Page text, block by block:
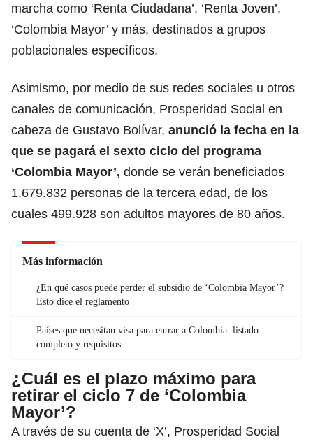
marcha como ‘Renta Ciudadana’, ‘Renta Joven’,
‘Colombia Mayor’ y más, destinados a grupos
poblacionales específicos.
Asimismo, por medio de sus redes sociales u otros
canales de comunicación, Prosperidad Social en
cabeza de Gustavo Bolívar, anunció la fecha en la
que se pagará el sexto ciclo del programa
‘Colombia Mayor’, donde se verán beneficiados
1.679.832 personas de la tercera edad, de los
cuales 499.928 son adultos mayores de 80 años.
Más información
¿En qué casos puede perder el subsidio de ‘Colombia Mayor’?
Esto dice el reglamento
Países que necesitan visa para entrar a Colombia: listado
completo y requisitos
¿Cuál es el plazo máximo para
retirar el ciclo 7 de ‘Colombia
Mayor’?
A través de su cuenta de ‘X’, Prosperidad Social